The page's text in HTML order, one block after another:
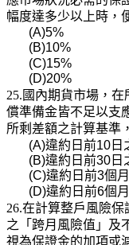
幅度達多少以上時，
(A)5%
(D)20%
25.國內期貨市場，
償準備金皆不足以支
所剩差額之計算基準
(A)違約日前10 日
(B)違約日前30 日
(C)違約日前3個
(D)違約日前6個
26.在計算整戶風險保
之「跨月風險值」及
視為保證金的加項或